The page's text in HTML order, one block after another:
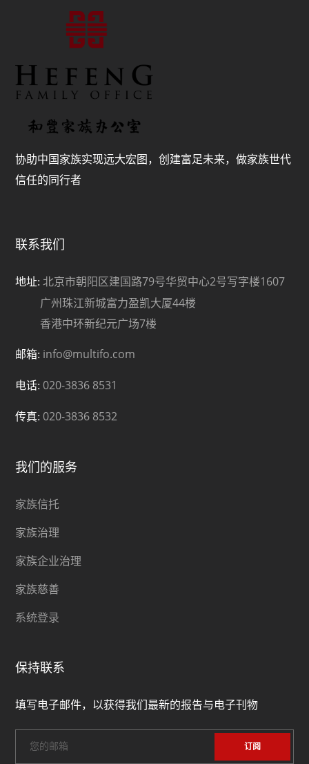
协助中国家族实现远大宏图，创建富足未来，做家族世代
信任的同行者
联系我们
地址: 北京市朝阳区建国路79号华贸中心2号写字楼1607
广州珠江新城富力盈凯大厦44楼
香港中环新纪元广场7楼
邮箱: info@multifo.com
电话: 020-3836 8531
传真: 020-3836 8532
我们的服务
家族信托
家族治理
家族企业治理
家族慈善
系统登录
保持联系
填写电子邮件，以获得我们最新的报告与电子刊物